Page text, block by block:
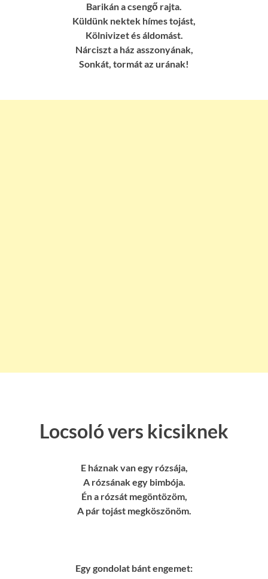
Barikán a csengő rajta.
Küldünk nektek hímes tojást,
Kölnivizet és áldomást.
Nárciszt a ház asszonyának,
Sonkát, tormát az urának!
Locsoló vers kicsiknek
E háznak van egy rózsája,
A rózsának egy bimbója.
Én a rózsát megöntözöm,
A pár tojást megköszönöm.
Egy gondolat bánt engemet: